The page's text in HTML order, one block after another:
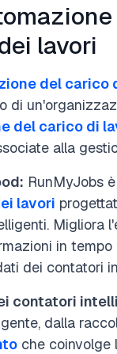
lavori
del carico
di
del carico di
alla
RunMyJobs
lavori
Migliora
in
dei contatori
contatori
dalla
che coinvolge